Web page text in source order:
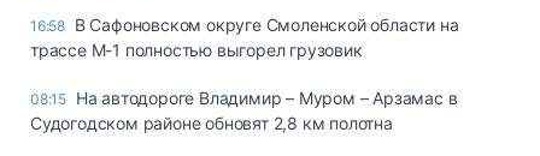
16:58 В Сафоновском округе Смоленской области на
трассе М-1 полностью выгорел грузовик
08:15 На автодороге Владимир – Муром – Арзамас в
Судогодском районе обновят 2,8 км полотна